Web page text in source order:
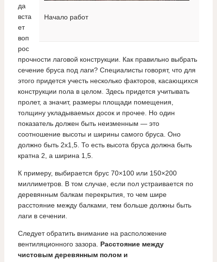
Начало работ
да
вста
ет
воп
рос
прочности лаговой конструкции. Как правильно выбрать
сечение бруса под лаги? Специалисты говорят, что для
этого придется учесть несколько факторов, касающихся
конструкции пола в целом. Здесь придется учитывать
пролет, а значит, размеры площади помещения,
толщину укладываемых досок и прочее. Но один
показатель должен быть неизменным — это
соотношение высоты и ширины самого бруса. Оно
должно быть 2х1,5. То есть высота бруса должна быть
кратна 2, а ширина 1,5.
К примеру, выбирается брус 70×100 или 150×200
миллиметров. В том случае, если пол устраивается по
деревянным балкам перекрытия, то чем шире
расстояние между балками, тем больше должны быть
лаги в сечении.
Следует обратить внимание на расположение
вентиляционного зазора. Расстояние между
чистовым деревянным полом и